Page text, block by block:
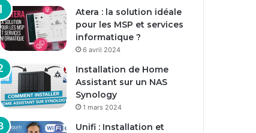
Atera : la solution idéale
pour les MSP et services
informatique ?
6 avril 2024
Installation de Home
Assistant sur un NAS
Synology
1 mars 2024
Unifi : Installation et